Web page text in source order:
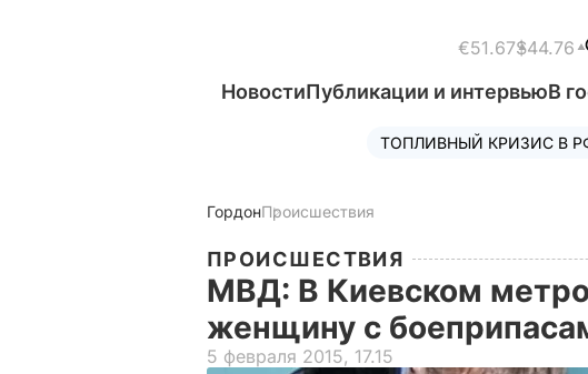
€51.67$44.76
НовостиПубликации и интервьюВ
ТОПЛИВНЫЙ КРИЗИС В
ГордонПроисшествия
ПРОИСШЕСТВИЯ
МВД: В Киевском
женщину с
5 февраля 2015, 17.15